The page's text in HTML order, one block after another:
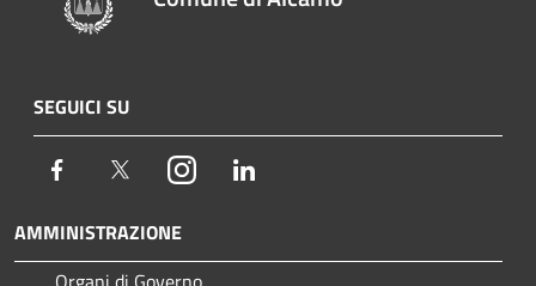
SEGUICI SU
Facebook TwitterInstagram
AMMINISTRAZIONE